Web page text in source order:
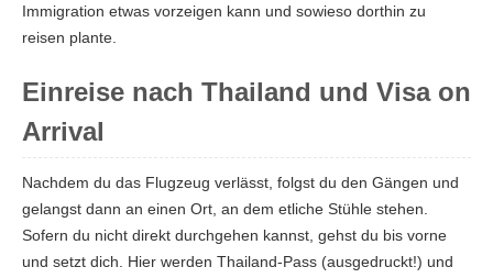
Immigration etwas vorzeigen kann und sowieso dorthin zu
reisen plante.
Einreise nach Thailand und Visa on
Arrival
Nachdem du das Flugzeug verlässt, folgst du den Gängen und
gelangst dann an einen Ort, an dem etliche Stühle stehen.
Sofern du nicht direkt durchgehen kannst, gehst du bis vorne
und setzt dich. Hier werden Thailand-Pass (ausgedruckt!) und